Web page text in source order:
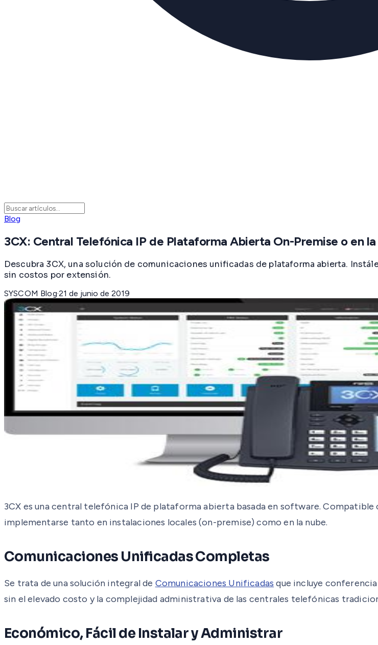
Blog
3CX: Central Telefónica IP de Plataforma Abierta On-Premise o en
Descubra 3CX, una solución de comunicaciones unificadas de plataforma abierta.
sin costos por extensión.
SYSCOM Blog·21 de junio de 2019
3CX es una central telefónica IP de plataforma abierta basada en software.
implementarse tanto en instalaciones locales (on-premise) como en la nube.
Comunicaciones Unificadas Completas
Se trata de una solución integral de Comunicaciones Unificadas que incluye
sin el elevado costo y la complejidad administrativa de las centrales telefónicas
Económico, Fácil de Instalar y Administrar